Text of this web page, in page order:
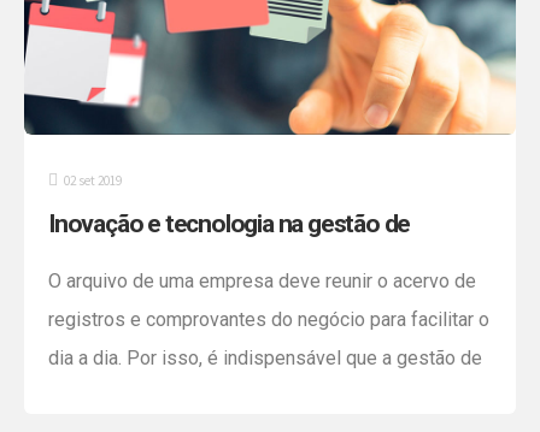
novos modelos de contratação, […]
02 set 2019
Inovação e tecnologia na gestão de
O arquivo de uma empresa deve reunir o acervo de
registros e comprovantes do negócio para facilitar o
dia a dia. Por isso, é indispensável que a gestão de